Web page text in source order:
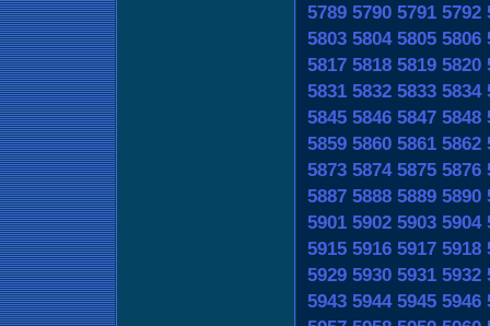
5789 5790 5791 5792
5803 5804 5805 5806
5817 5818 5819 5820
5831 5832 5833 5834
5845 5846 5847 5848
5859 5860 5861 5862
5873 5874 5875 5876
5887 5888 5889 5890
5901 5902 5903 5904
5915 5916 5917 5918
5929 5930 5931 5932
5943 5944 5945 5946